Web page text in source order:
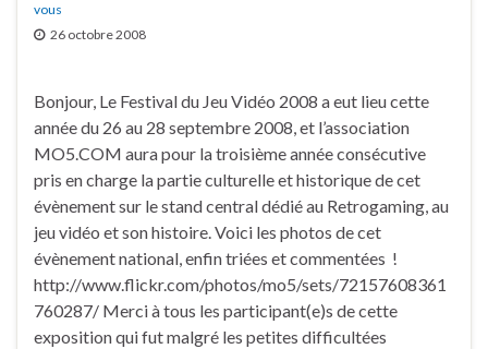
vous
26 octobre 2008
Bonjour, Le Festival du Jeu Vidéo 2008 a eut lieu cette
année du 26 au 28 septembre 2008, et l’association
MO5.COM aura pour la troisième année consécutive
pris en charge la partie culturelle et historique de cet
évènement sur le stand central dédié au Retrogaming, au
jeu vidéo et son histoire. Voici les photos de cet
évènement national, enfin triées et commentées !
http://www.flickr.com/photos/mo5/sets/72157608361
760287/ Merci à tous les participant(e)s de cette
exposition qui fut malgré les petites difficultées